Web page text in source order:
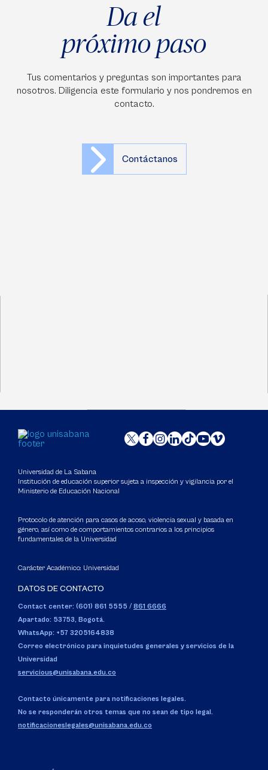
Da el
próximo paso
Tus comentarios y preguntas son importantes para
nosotros. Diligencia este formulario y nos pondremos en
contacto.
Contáctanos
Universidad de La Sabana
Institución de educación superior sujeta a inspección y vigilancia por el
Ministerio de Educación Nacional
Protocolo de atención para casos de acoso, violencia sexual y basada en
género, así como de comportamientos contrarios a los principios
fundamentales de la Universidad
Carácter Académico: Universidad
DATOS DE CONTACTO
Contact center: (601) 861 5555 / 861 6666
Apartado: 53753, Bogotá.
WhatsApp: +57 3205164838
Correo electrónico para inquietudes generales y servicios de la
Universidad
servicious@unisabana.edu.co
Contacto únicamente para notificaciones legales.
No se responderán otros temas que no sean de tipo legal.
notificacioneslegales@unisabana.edu.co